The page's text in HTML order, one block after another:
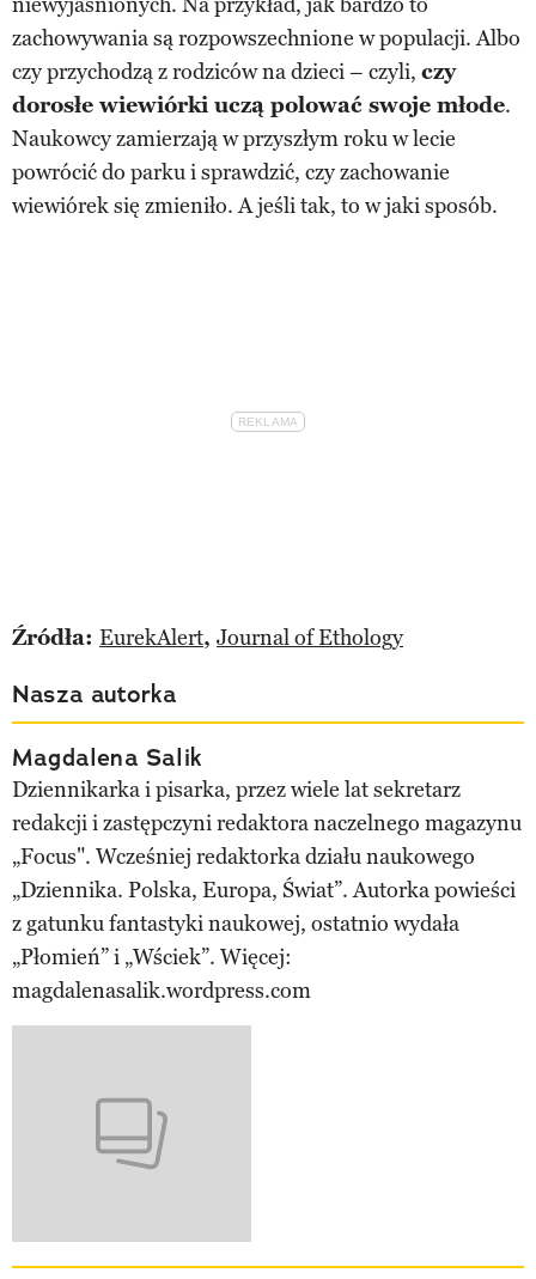
zachowywania są rozpowszechnione w populacji. Albo
czy przychodzą z rodziców na dzieci – czyli, czy
dorosłe wiewiórki uczą polować swoje młode.
Naukowcy zamierzają w przyszłym roku w lecie
powrócić do parku i sprawdzić, czy zachowanie
wiewiórek się zmieniło. A jeśli tak, to w jaki sposób.
Źródła: EurekAlert, Journal of Ethology
Nasza autorka
Magdalena Salik
Dziennikarka i pisarka, przez wiele lat sekretarz
redakcji i zastępczyni redaktora naczelnego magazynu
„Focus". Wcześniej redaktorka działu naukowego
„Dziennika. Polska, Europa, Świat”. Autorka powieści
z gatunku fantastyki naukowej, ostatnio wydała
„Płomień” i „Wściek”. Więcej:
magdalenasalik.wordpress.com